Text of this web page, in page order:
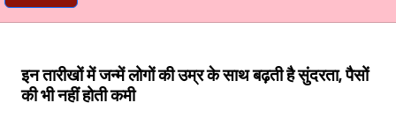
इन तारीखों में जन्में लोगों की उम्र के साथ बढ़ती है सुंदरता, पैसों
की भी नहीं होती कमी